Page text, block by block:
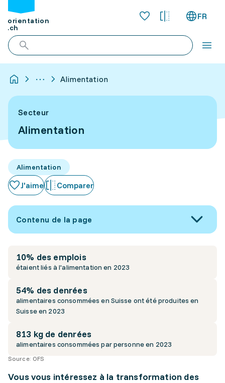
orientation
.ch
FR
Alimentation
Secteur
Alimentation
Alimentation
J'aime Comparer
Contenu de la page
10% des emplois
étaient liés à l'alimentation en 2023
54% des denrées
alimentaires consommées en Suisse ont été produites en
Suisse en 2023
813 kg de denrées
alimentaires consommées par personne en 2023
Source: OFS
Vous vous intéressez à la transformation des